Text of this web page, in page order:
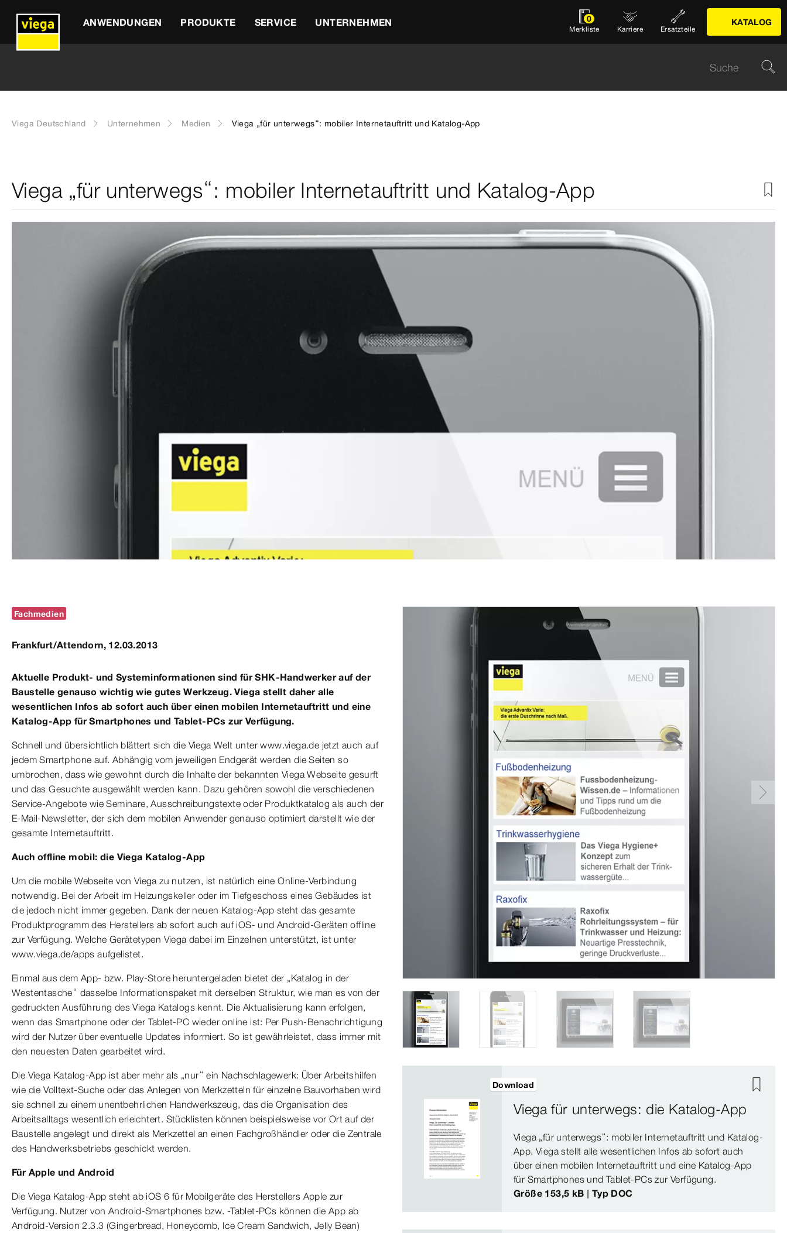
ANWENDUNGEN PRODUKTE SERVICE UNTERNEHMEN 0
Merkliste Karriere Ersatzteile
KATALOG
Viega Deutschland Unternehmen Medien Viega „für unterwegs“: mobiler Internetauftritt und Katalog-App
Viega „für unterwegs“: mobiler Internetauftritt und Katalog-App
Fachmedien
Frankfurt/Attendorn, 12.03.2013
Aktuelle Produkt- und Systeminformationen sind für SHK-Handwerker auf der
Baustelle genauso wichtig wie gutes Werkzeug. Viega stellt daher alle
wesentlichen Infos ab sofort auch über einen mobilen Internetauftritt und eine
Katalog-App für Smartphones und Tablet-PCs zur Verfügung.
Schnell und übersichtlich blättert sich die Viega Welt unter www.viega.de jetzt auch auf
jedem Smartphone auf. Abhängig vom jeweiligen Endgerät werden die Seiten so
umbrochen, dass wie gewohnt durch die Inhalte der bekannten Viega Webseite gesurft
und das Gesuchte ausgewählt werden kann. Dazu gehören sowohl die verschiedenen
Service-Angebote wie Seminare, Ausschreibungstexte oder Produktkatalog als auch der
E-Mail-Newsletter, der sich dem mobilen Anwender genauso optimiert darstellt wie der
gesamte Internetauftritt.
Auch offline mobil: die Viega Katalog-App
Um die mobile Webseite von Viega zu nutzen, ist natürlich eine Online-Verbindung
notwendig. Bei der Arbeit im Heizungskeller oder im Tiefgeschoss eines Gebäudes ist
die jedoch nicht immer gegeben. Dank der neuen Katalog-App steht das gesamte
Produktprogramm des Herstellers ab sofort auch auf iOS- und Android-Geräten offline
zur Verfügung. Welche Gerätetypen Viega dabei im Einzelnen unterstützt, ist unter
www.viega.de/apps aufgelistet.
Einmal aus dem App- bzw. Play-Store heruntergeladen bietet der „Katalog in der
Westentasche“ dasselbe Informationspaket mit derselben Struktur, wie man es von der
gedruckten Ausführung des Viega Katalogs kennt. Die Aktualisierung kann erfolgen,
wenn das Smartphone oder der Tablet-PC wieder online ist: Per Push-Benachrichtigung
wird der Nutzer über eventuelle Updates informiert. So ist gewährleistet, dass immer mit
den neuesten Daten gearbeitet wird.
Die Viega Katalog-App ist aber mehr als „nur“ ein Nachschlagewerk: Über Arbeitshilfen
wie die Volltext-Suche oder das Anlegen von Merkzetteln für einzelne Bauvorhaben wird
sie schnell zu einem unentbehrlichen Handwerkszeug, das die Organisation des
Arbeitsalltags wesentlich erleichtert. Stücklisten können beispielsweise vor Ort auf der
Baustelle angelegt und direkt als Merkzettel an einen Fachgroßhändler oder die Zentrale
des Handwerksbetriebs geschickt werden.
Für Apple und Android
Die Viega Katalog-App steht ab iOS 6 für Mobilgeräte des Herstellers Apple zur
Verfügung. Nutzer von Android-Smartphones bzw. -Tablet-PCs können die App ab
Android-Version 2.3.3 (Gingerbread, Honeycomb, Ice Cream Sandwich, Jelly Bean)
Viega für unterwegs: die Katalog-App
Viega „für unterwegs“: mobiler Internetauftritt und Katalog-
App. Viega stellt alle wesentlichen Infos ab sofort auch
über einen mobilen Internetauftritt und eine Katalog-App
für Smartphones und Tablet-PCs zur Verfügung.
Größe 153,5 kB | Typ DOC
Download